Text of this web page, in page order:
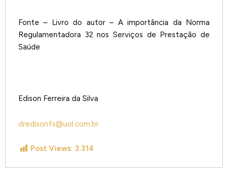
Fonte – Livro do autor – A importância da Norma
Regulamentadora 32 nos Serviços de Prestação de
Saúde
Edison Ferreira da Silva
dredisonfs@uol.com.br
Post Views: 3.314